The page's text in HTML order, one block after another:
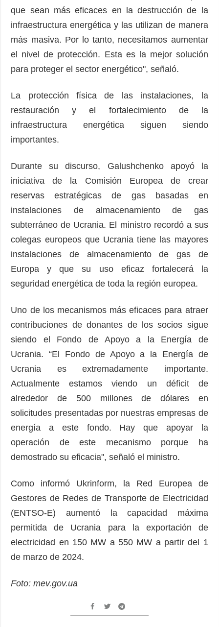
que sean más eficaces en la destrucción de la
infraestructura energética y las utilizan de manera
más masiva. Por lo tanto, necesitamos aumentar
el nivel de protección. Esta es la mejor solución
para proteger el sector energético", señaló.
La protección física de las instalaciones, la
restauración y el fortalecimiento de la
infraestructura energética siguen siendo
importantes.
Durante su discurso, Galushchenko apoyó la
iniciativa de la Comisión Europea de crear
reservas estratégicas de gas basadas en
instalaciones de almacenamiento de gas
subterráneo de Ucrania. El ministro recordó a sus
colegas europeos que Ucrania tiene las mayores
instalaciones de almacenamiento de gas de
Europa y que su uso eficaz fortalecerá la
seguridad energética de toda la región europea.
Uno de los mecanismos más eficaces para atraer
contribuciones de donantes de los socios sigue
siendo el Fondo de Apoyo a la Energía de
Ucrania. “El Fondo de Apoyo a la Energía de
Ucrania es extremadamente importante.
Actualmente estamos viendo un déficit de
alrededor de 500 millones de dólares en
solicitudes presentadas por nuestras empresas de
energía a este fondo. Hay que apoyar la
operación de este mecanismo porque ha
demostrado su eficacia", señaló el ministro.
Como informó Ukrinform, la Red Europea de
Gestores de Redes de Transporte de Electricidad
(ENTSO-E) aumentó la capacidad máxima
permitida de Ucrania para la exportación de
electricidad en 150 MW a 550 MW a partir del 1
de marzo de 2024.
Foto: mev.gov.ua